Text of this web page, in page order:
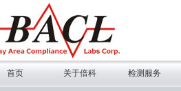
首页 关于倍科 检测服务